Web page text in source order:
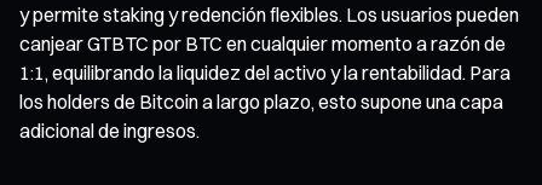
y permite staking y redención flexibles. Los usuarios pueden
canjear GTBTC por BTC en cualquier momento a razón de
1:1, equilibrando la liquidez del activo y la rentabilidad. Para
los holders de Bitcoin a largo plazo, esto supone una capa
adicional de ingresos.